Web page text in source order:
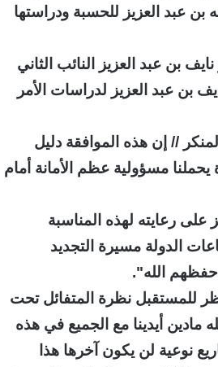
عبد العزيز للحسبة ودراستها
بن عبد العزيز النائب الثاني
بن عبد العزيز لدراسات الأمر
// إن هذه الموافقة دليل
يحملنا مسؤولية عظم الأمانة أمام
رعايته لهذه المناسبة
الدولة مسيرة التجديد
حفظهم الله".
للمستقبل نظرة المتفائل تحت
مادين أيدينا مع الجميع في هذه
نوعية لن يكون آخرها هذا